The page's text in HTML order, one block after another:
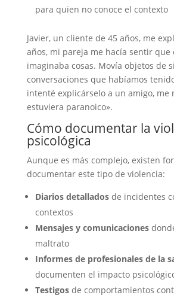
para quien no conoce el contexto
Javier, un cliente de 45 años, me
años, mi pareja me hacía sentir que
imaginaba cosas. Movía objetos de
conversaciones que habíamos
intenté explicárselo a un amigo, me
estuviera paranoico».
Cómo documentar la
psicológica
Aunque es más complejo, existen
documentar este tipo de violencia:
Diarios detalladosde incidentes
contextos
Mensajes y comunicaciones
maltrato
Informes de profesionales de la
documenten el impacto
Testigosde comportamientos